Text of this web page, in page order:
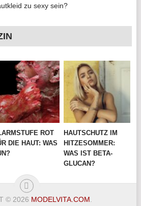
zu sexy sein?
ROT
DIE HAUT: WAS
HAUTSCHUTZ IM
HITZESOMMER:
WAS IST BETA-
GLUCAN?
© 2026 MODELVITA.COM